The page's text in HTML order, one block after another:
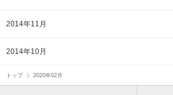
2014年11月
2014年10月
トップ 2020年02月